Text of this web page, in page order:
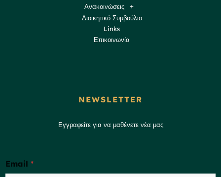
Ανακοινώσεις
Διοικητικό Συμβούλιο
Links
Επικοινωνία
NEWSLETTER
Εγγραφείτε για να μαθένετε νέα μας
Email *